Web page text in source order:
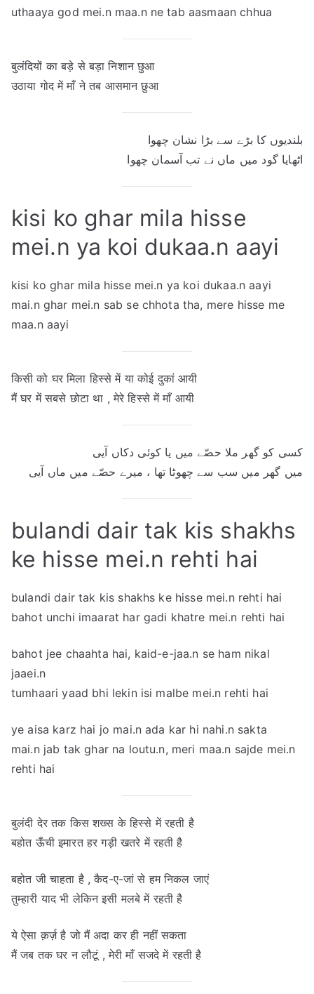
uthaaya god mei.n maa.n ne tab aasmaan chhua
बुलंदियों का बड़े से बड़ा निशान छुआ
उठाया गोद में माँ ने तब आसमान छुआ
بلندیوں کا بڑے سے بڑا نشان چھوا
اٹھایا گود میں ماں نے تب آسمان چھوا
kisi ko ghar mila hisse
mei.n ya koi dukaa.n aayi
kisi ko ghar mila hisse mei.n ya koi dukaa.n aayi
mai.n ghar mei.n sab se chhota tha, mere hisse me
maa.n aayi
किसी को घर मिला हिस्से में या कोई दुकां आयी
मैं घर में सबसे छोटा था , मेरे हिस्से में माँ आयी
کسی کو گھر ملا حصّے میں یا کوئی دکاں آیی
میں گھر میں سب سے چھوٹا تھا ، میرے حصّے میں ماں آیی
bulandi dair tak kis shakhs
ke hisse mei.n rehti hai
bulandi dair tak kis shakhs ke hisse mei.n rehti hai
bahot unchi imaarat har gadi khatre mei.n rehti hai
bahot jee chaahta hai, kaid-e-jaa.n se ham nikal
jaaei.n
tumhaari yaad bhi lekin isi malbe mei.n rehti hai
ye aisa karz hai jo mai.n ada kar hi nahi.n sakta
mai.n jab tak ghar na loutu.n, meri maa.n sajde mei.n
rehti hai
बुलंदी देर तक किस शख्स के हिस्से में रहती है
बहोत ऊँची इमारत हर गड़ी खतरे में रहती है
बहोत जी चाहता है , कैद-ए-जां से हम निकल जाएं
तुम्हारी याद भी लेकिन इसी मलबे में रहती है
ये ऐसा क़र्ज़ है जो मैं अदा कर ही नहीं सकता
मैं जब तक घर न लौटूं , मेरी माँ सजदे में रहती है